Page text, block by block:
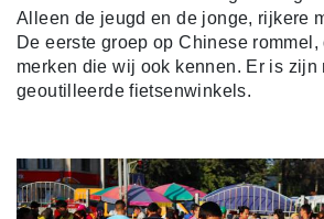
Alleen de jeugd en de jonge, rijkere
De eerste groep op Chinese
merken die wij ook kennen. Er is zijn
geoutilleerde fietsenwinkels.